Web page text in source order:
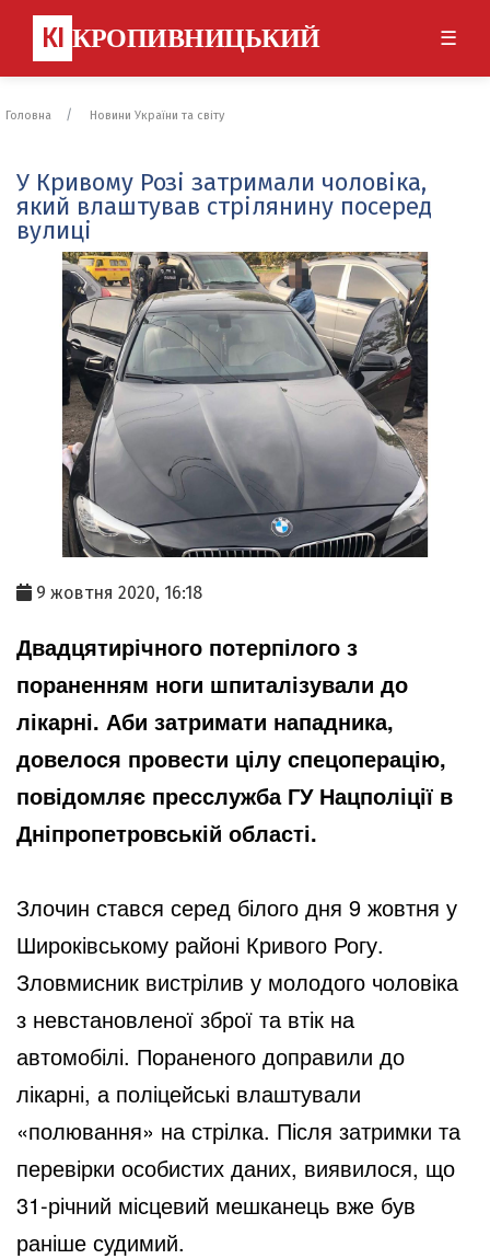
КІ КРОПИВНИЦЬКИЙ ☰
Головна Новини України та світу
У Кривому Розі затримали чоловіка,
який влаштував стрілянину посеред
вулиці
9 жовтня 2020, 16:18
Двадцятирічного потерпілого з
пораненням ноги шпиталізували до
лікарні. Аби затримати нападника,
довелося провести цілу спецоперацію,
повідомляє пресслужба ГУ Нацполіції в
Дніпропетровській області.
Злочин стався серед білого дня 9 жовтня у
Широківському районі Кривого Рогу.
Зловмисник вистрілив у молодого чоловіка
з невстановленої зброї та втік на
автомобілі. Пораненого доправили до
лікарні, а поліцейські влаштували
«полювання» на стрілка. Після затримки та
перевірки особистих даних, виявилося, що
31-річний місцевий мешканець вже був
раніше судимий.